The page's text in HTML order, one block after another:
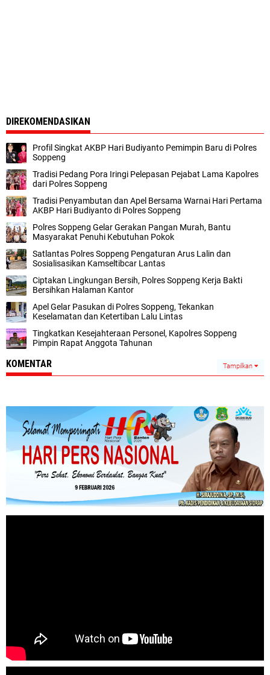
DIREKOMENDASIKAN
Profil Singkat AKBP Hari Budiyanto Pemimpin Baru di Polres
Soppeng
Tradisi Pedang Pora Iringi Pelepasan Pejabat Lama Kapolres
dari Polres Soppeng
Tradisi Penyambutan dan Apel Bersama Warnai Hari Pertama
AKBP Hari Budiyanto di Polres Soppeng
Polres Soppeng Gelar Gerakan Pangan Murah, Bantu
Masyarakat Penuhi Kebutuhan Pokok
Satlantas Polres Soppeng Pengaturan Arus Lalin dan
Sosialisasikan Kamseltibcar Lantas
Ciptakan Lingkungan Bersih, Polres Soppeng Kerja Bakti
Bersihkan Halaman Kantor
Apel Gelar Pasukan di Polres Soppeng, Tekankan
Keselamatan dan Ketertiban Lalu Lintas
Tingkatkan Kesejahteraan Personel, Kapolres Soppeng
Pimpin Rapat Anggota Tahunan
KOMENTAR Tampilkan